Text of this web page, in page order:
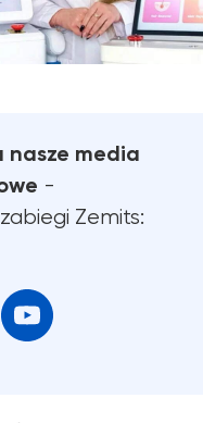
nasze media
-
Zemits: